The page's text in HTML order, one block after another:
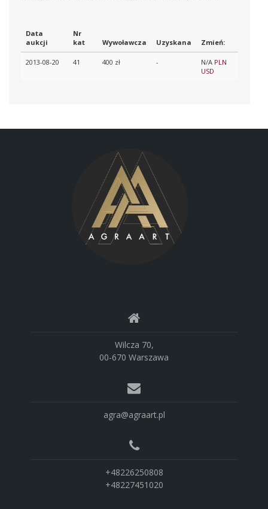
Data
aukcji
Nr
kat
Wywoławcza Uzyskana Zmień:
2013-08-20 41 400 zł - N/A PLN
USD
Wilcza 70,
00-670 Warszawa
agra@agraart.pl
+48226250808
+48227451020